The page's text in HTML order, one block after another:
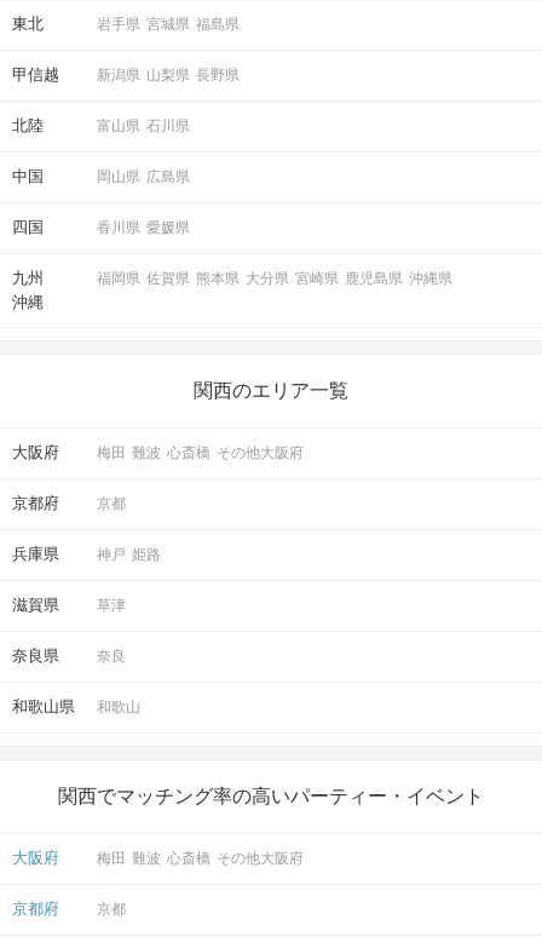
東北 岩手県 宮城県 福島県
甲信越 新潟県 山梨県 長野県
北陸 富山県 石川県
中国 岡山県 広島県
四国 香川県 愛媛県
九州
沖縄
福岡県 佐賀県 熊本県 大分県 宮崎県 鹿児島県 沖縄県
関西のエリア一覧
大阪府 梅田 難波 心斎橋 その他大阪府
京都府 京都
兵庫県 神戸 姫路
滋賀県 草津
奈良県 奈良
和歌山県 和歌山
関西でマッチング率の高いパーティー・イベント
大阪府 梅田 難波 心斎橋 その他大阪府
京都府 京都